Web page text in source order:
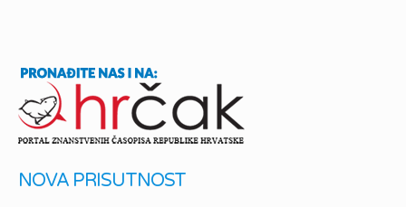
NOVA PRISUTNOST